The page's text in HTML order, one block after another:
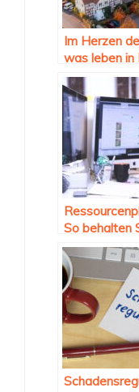
Im Herzen
was leben in
auszeichnet
So behalten
Überblick